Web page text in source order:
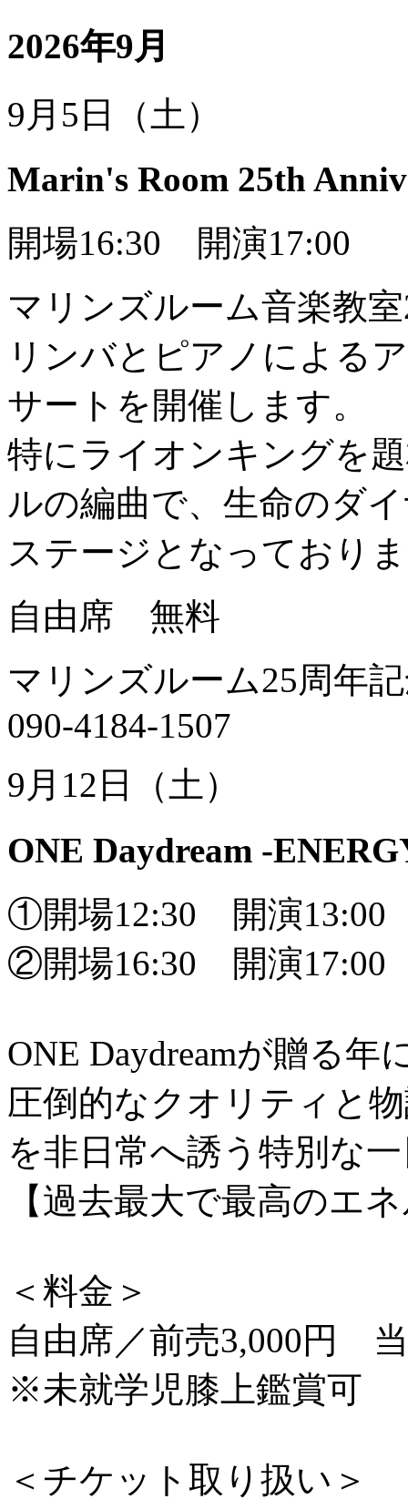
2026年9月
9月5日（土）
Marin's Room 25th
開場16:30 開演17:00
マリンズルーム音楽教
リンバとピアノによる
サートを開催します。
特にライオンキングを
ルの編曲で、生命のダ
ステージとなっており
自由席 無料
マリンズルーム25周年
090-4184-1507
9月12日（土）
ONE Daydream -
①開場12:30 開演13:00
②開場16:30 開演17:00
ONE Daydreamが贈る
圧倒的なクオリティと
を非日常へ誘う特別な
【過去最大で最高のエ
＜料金＞
自由席／前売3,000円
※未就学児膝上鑑賞可
＜チケット取り扱い＞